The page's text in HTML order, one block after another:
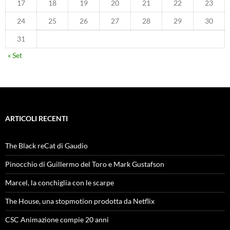
17 18 19 20 21 22 23
24 25 26 27 28 29 30
31
« Set
ARTICOLI RECENTI
The Black reCat di Gaudio
Pinocchio di Guillermo del Toro e Mark Gustafson
Marcel, la conchiglia con le scarpe
The House, una stopmotion prodotta da Netflix
CSC Animazione compie 20 anni